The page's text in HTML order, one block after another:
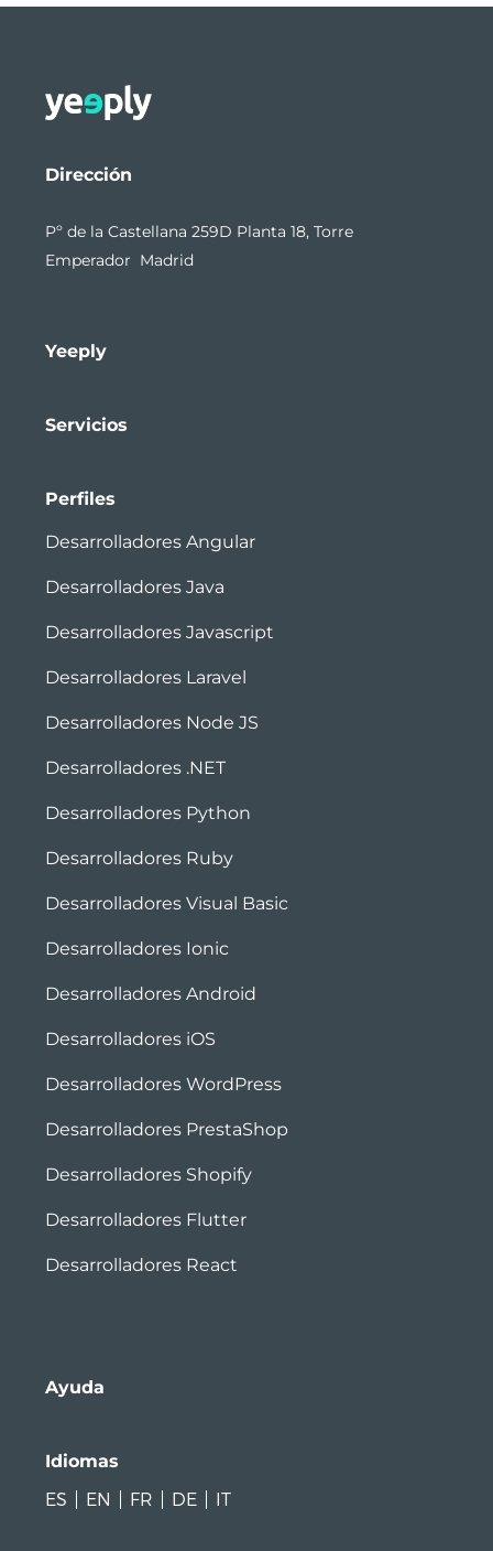
Dirección
Pº de la Castellana 259D Planta 18, Torre
Emperador Madrid
Yeeply
Servicios
Perfiles
Desarrolladores Angular
Desarrolladores Java
Desarrolladores Javascript
Desarrolladores Laravel
Desarrolladores Node JS
Desarrolladores .NET
Desarrolladores Python
Desarrolladores Ruby
Desarrolladores Visual Basic
Desarrolladores Ionic
Desarrolladores Android
Desarrolladores iOS
Desarrolladores WordPress
Desarrolladores PrestaShop
Desarrolladores Shopify
Desarrolladores Flutter
Desarrolladores React
Ayuda
Idiomas
ES
EN FR DE IT